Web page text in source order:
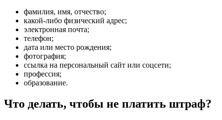
фамилия, имя, отчество;
какой-либо физический адрес;
электронная почта;
телефон;
дата или место рождения;
фотография;
ссылка на персональный сайт или соцсети;
профессия;
образование.
Что делать, чтобы не платить штраф?